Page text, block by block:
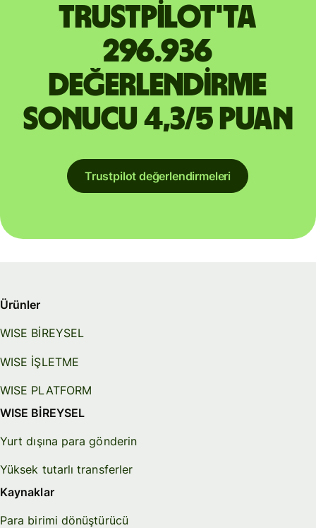
Trustpilot'ta
296.936
değerlendirme
sonucu 4,3/5 puan
Trustpilot değerlendirmeleri
Ürünler
WISE BİREYSEL
WISE İŞLETME
WISE PLATFORM
WISE BİREYSEL
Yurt dışına para gönderin
Yüksek tutarlı transferler
Kaynaklar
Para birimi dönüştürücü